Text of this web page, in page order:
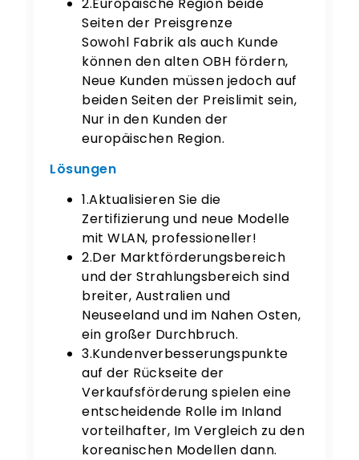
Seiten der Preisgrenze
Sowohl Fabrik als auch Kunde
können den alten OBH fördern,
Neue Kunden müssen jedoch auf
beiden Seiten der Preislimit sein,
Nur in den Kunden der
europäischen Region.
Lösungen
1.Aktualisieren Sie die
Zertifizierung und neue Modelle
mit WLAN, professioneller!
2.Der Marktförderungsbereich
und der Strahlungsbereich sind
breiter, Australien und
Neuseeland und im Nahen Osten,
ein großer Durchbruch.
3.Kundenverbesserungspunkte
auf der Rückseite der
Verkaufsförderung spielen eine
entscheidende Rolle im Inland
vorteilhafter, Im Vergleich zu den
koreanischen Modellen dann.